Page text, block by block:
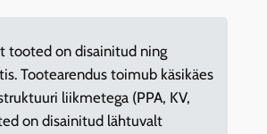
tooted on disainitud ning
Tootearendus toimub käsikäes
liikmetega (PPA, KV,
on disainitud lähtuvalt